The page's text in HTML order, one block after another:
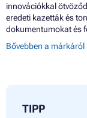
innovációkkal
eredeti kazetták és
dokumentumokat és
Bővebben a márkáról
TIPP